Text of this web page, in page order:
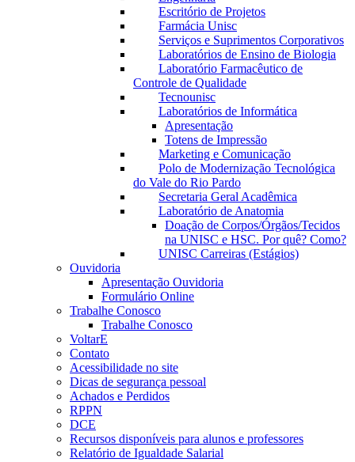
Escritório de Projetos
Farmácia Unisc
Serviços e Suprimentos Corporativos
Laboratórios de Ensino de Biologia
Laboratório Farmacêutico de
Controle de Qualidade
Tecnounisc
Laboratórios de Informática
Apresentação
Totens de Impressão
Marketing e Comunicação
Polo de Modernização Tecnológica
do Vale do Rio Pardo
Secretaria Geral Acadêmica
Laboratório de Anatomia
Doação de Corpos/Órgãos/Tecidos
na UNISC e HSC. Por quê? Como?
UNISC Carreiras (Estágios)
Ouvidoria
Apresentação Ouvidoria
Formulário Online
Trabalhe Conosco
Trabalhe Conosco
VoltarE
Contato
Acessibilidade no site
Dicas de segurança pessoal
Achados e Perdidos
RPPN
DCE
Recursos disponíveis para alunos e professores
Relatório de Igualdade Salarial